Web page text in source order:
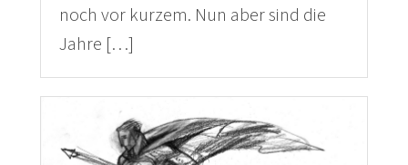
noch vor kurzem. Nun aber sind die
Jahre […]